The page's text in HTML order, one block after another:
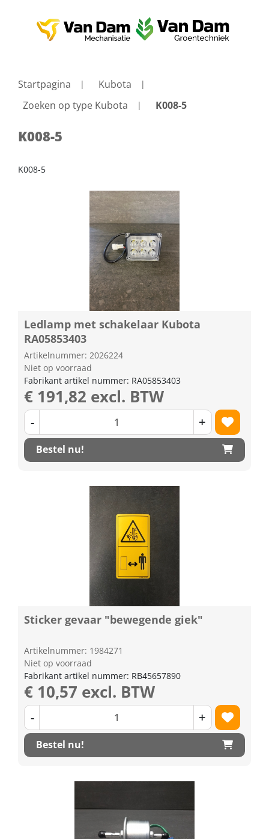
Startpagina
Kubota
Zoeken op type Kubota
K008-5
K008-5
K008-5
Ledlamp met schakelaar Kubota
RA05853403
Artikelnummer: 2026224
Niet op voorraad
Fabrikant artikel nummer: RA05853403
€ 191,82 excl. BTW
- +
Bestel nu!
Sticker gevaar "bewegende giek"
Artikelnummer: 1984271
Niet op voorraad
Fabrikant artikel nummer: RB45657890
€ 10,57 excl. BTW
- +
Bestel nu!